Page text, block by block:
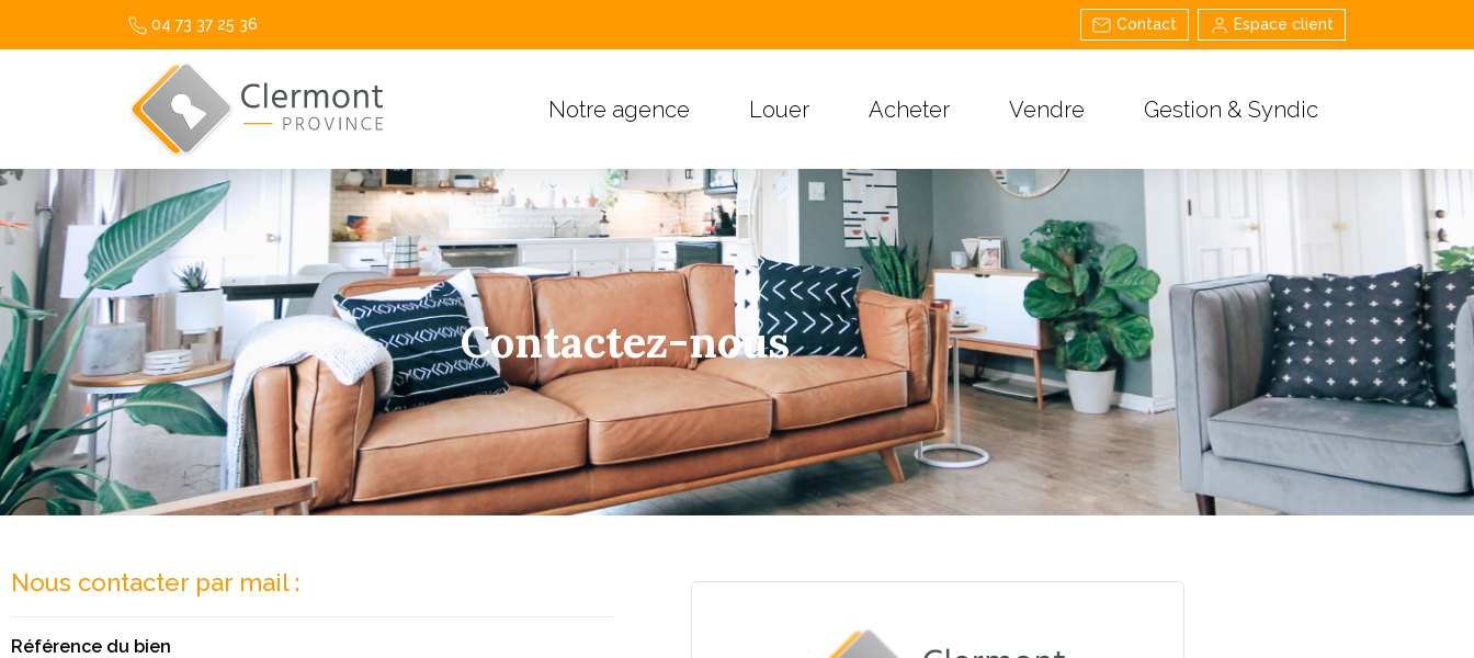
04 73 37 25 36 Contact Espace client
Notre agence Louer Acheter Vendre Gestion & Syndic
Contactez-nous
Nous contacter par mail :
Référence du bien